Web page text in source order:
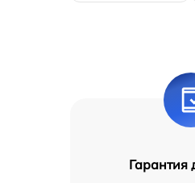
Гарантия